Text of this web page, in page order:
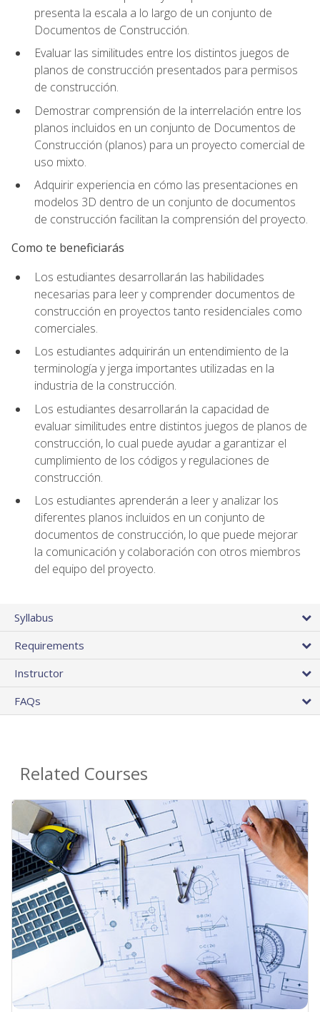
presenta la escala a lo largo de un conjunto de
Documentos de Construcción.
Evaluar las similitudes entre los distintos juegos de
planos de construcción presentados para permisos
de construcción.
Demostrar comprensión de la interrelación entre los
planos incluidos en un conjunto de Documentos de
Construcción (planos) para un proyecto comercial de
uso mixto.
Adquirir experiencia en cómo las presentaciones en
modelos 3D dentro de un conjunto de documentos
de construcción facilitan la comprensión del proyecto.
Como te beneficiarás
Los estudiantes desarrollarán las habilidades
necesarias para leer y comprender documentos de
construcción en proyectos tanto residenciales como
comerciales.
Los estudiantes adquirirán un entendimiento de la
terminología y jerga importantes utilizadas en la
industria de la construcción.
Los estudiantes desarrollarán la capacidad de
evaluar similitudes entre distintos juegos de planos de
construcción, lo cual puede ayudar a garantizar el
cumplimiento de los códigos y regulaciones de
construcción.
Los estudiantes aprenderán a leer y analizar los
diferentes planos incluidos en un conjunto de
documentos de construcción, lo que puede mejorar
la comunicación y colaboración con otros miembros
del equipo del proyecto.
Syllabus
Requirements
Instructor
FAQs
Related Courses